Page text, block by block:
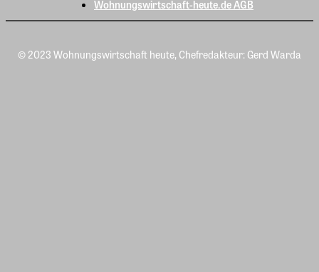
Wohnungswirtschaft-heute.de AGB
© 2023 Wohnungswirtschaft heute, Chefredakteur: Gerd Warda